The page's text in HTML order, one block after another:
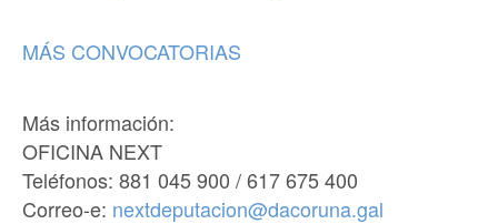
MÁS CONVOCATORIAS
Más información:
OFICINA NEXT
Teléfonos: 881 045 900 / 617 675 400
Correo-e: nextdeputacion@dacoruna.gal